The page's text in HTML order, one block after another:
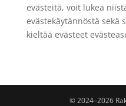
evästeitä, voit lukea
evästekäytännöstä sekä
kieltää evästeet
© 2024–2026